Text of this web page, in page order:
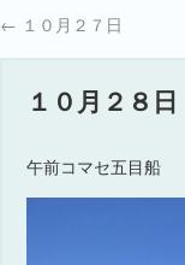
← １０月２７日
１０月２８日
午前コマセ五目船